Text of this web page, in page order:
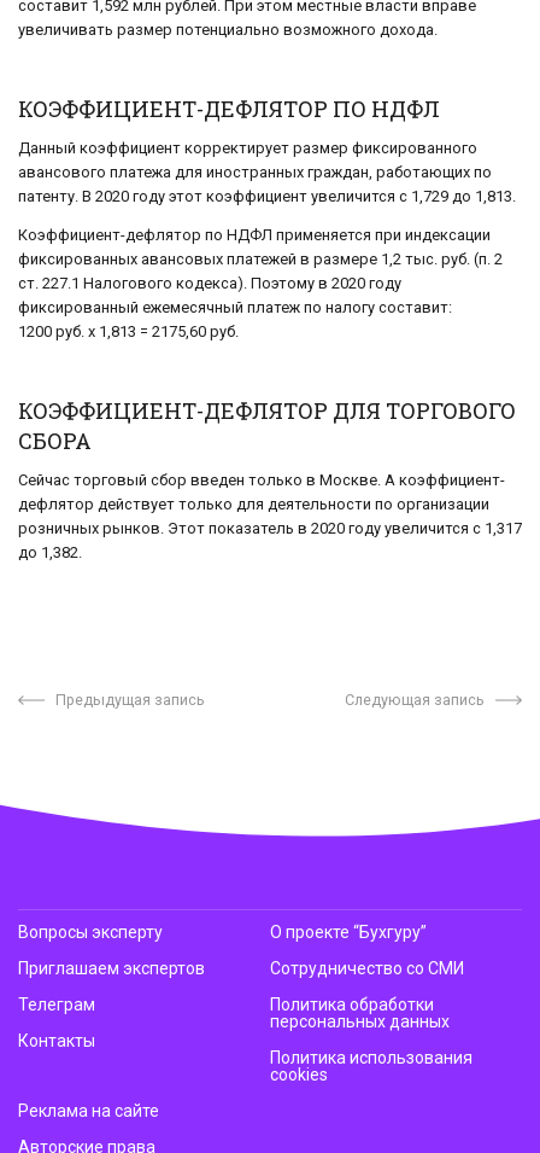
составит 1,592 млн рублей. При этом местные власти вправе
увеличивать размер потенциально возможного дохода.
КОЭФФИЦИЕНТ-ДЕФЛЯТОР ПО НДФЛ
Данный коэффициент корректирует размер фиксированного
авансового платежа для иностранных граждан, работающих по
патенту. В 2020 году этот коэффициент увеличится с 1,729 до 1,813.
Коэффициент-дефлятор по НДФЛ применяется при индексации
фиксированных авансовых платежей в размере 1,2 тыс. руб. (п. 2
ст. 227.1 Налогового кодекса). Поэтому в 2020 году
фиксированный ежемесячный платеж по налогу составит:
1200 руб. х 1,813 = 2175,60 руб.
КОЭФФИЦИЕНТ-ДЕФЛЯТОР ДЛЯ ТОРГОВОГО
СБОРА
Сейчас торговый сбор введен только в Москве. А коэффициент-
дефлятор действует только для деятельности по организации
розничных рынков. Этот показатель в 2020 году увеличится с 1,317
до 1,382.
Предыдущая запись Следующая запись
Вопросы эксперту
Приглашаем экспертов
Телеграм
Контакты
О проекте “Бухгуру”
Сотрудничество со СМИ
Политика обработки
персональных данных
Политика использования
cookies
Реклама на сайте
Авторские права